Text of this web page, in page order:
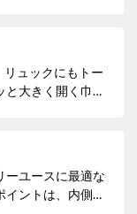
♪
リュックにもトー
と大きく開く巾着
ーユースに最適な
イントは、内側に